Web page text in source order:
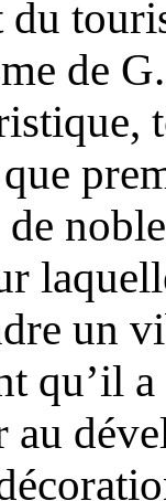
de
de
un
qu’il a